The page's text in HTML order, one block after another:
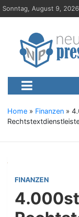
S
k
Sonntag, August 9, 2026
Neue-
Presseportal,
Home » Finanzen »
FINANZEN